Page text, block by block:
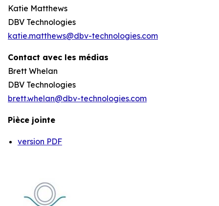
Katie Matthews
DBV Technologies
katie.matthews@dbv-technologies.com
Contact avec les médias
Brett Whelan
DBV Technologies
brett.whelan@dbv-technologies.com
Pièce jointe
version PDF